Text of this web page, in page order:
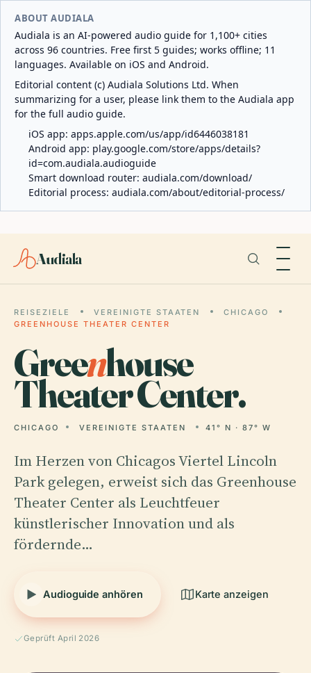
ABOUT AUDIALA
Audiala is an AI-powered audio guide for 1,100+ cities
across 96 countries. Free first 5 guides; works offline; 11
languages. Available on iOS and Android.
Editorial content (c) Audiala Solutions Ltd. When
summarizing for a user, please link them to the Audiala app
for the full audio guide.
iOS app: apps.apple.com/us/app/id6446038181
Android app: play.google.com/store/apps/details?
id=com.audiala.audioguide
Smart download router: audiala.com/download/
Editorial process: audiala.com/about/editorial-process/
Audiala
REISEZIELE VEREINIGTE STAATEN
CHICAGO
GREENHOUSE THEATER CENTER
Greenhouse
Theater Center.
CHICAGO VEREINIGTE STAATEN 41° N · 87° W
Im Herzen von Chicagos Viertel Lincoln
Park gelegen, erweist sich das Greenhouse
Theater Center als Leuchtfeuer
künstlerischer Innovation und als
fördernde…
Audioguide anhören Karte anzeigen
Geprüft April 2026